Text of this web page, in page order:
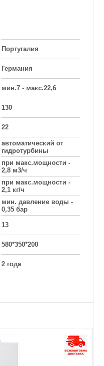
Португалия
Германия
мин.7 - макс.22,6
130
22
автоматический от
гидротурбины
при макс.мощности -
2,8 м3/ч
при макс.мощности -
2,1 кг/ч
мин. давление воды -
0,35 бар
13
580*350*200
2 года